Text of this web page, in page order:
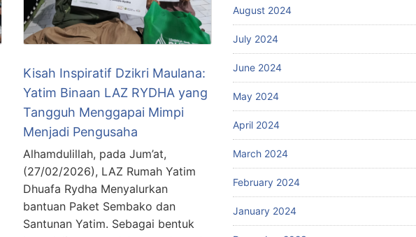
Kisah Inspiratif Dzikri Maulana:
Yatim Binaan LAZ RYDHA yang
Tangguh Menggapai Mimpi
Menjadi Pengusaha
Alhamdulillah, pada Jum’at,
(27/02/2026), LAZ Rumah Yatim
Dhuafa Rydha Menyalurkan
bantuan Paket Sembako dan
Santunan Yatim. Sebagai bentuk
August 2024
July 2024
June 2024
May 2024
April 2024
March 2024
February 2024
January 2024